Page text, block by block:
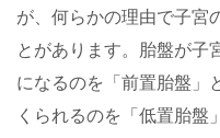
が、何らかの理由で子宮
とがあります。胎盤が子
になるのを「前置胎盤」
くられるのを「低置胎盤